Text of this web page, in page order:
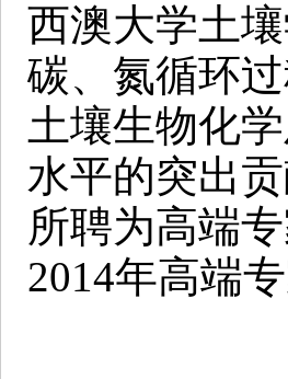
西澳大学土
碳、氮循环
土壤生物化
水平的突出
所聘为高端
2014年高端